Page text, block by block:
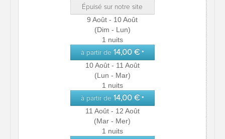
Épuisé sur notre site
9 Août - 10 Août
(Dim - Lun)
1 nuits
à partir de 14,00 € *
10 Août - 11 Août
(Lun - Mar)
1 nuits
à partir de 14,00 € *
11 Août - 12 Août
(Mar - Mer)
1 nuits